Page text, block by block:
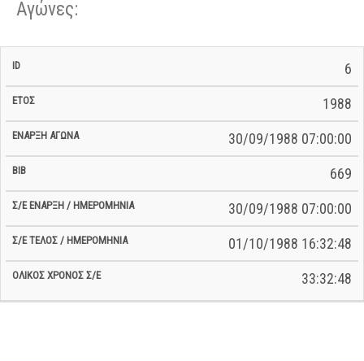
Αγώνες:
Αγώνα
Ημερομηνία
6
1988
30/09/1988 07:00:00
669
30/09/1988 07:00:00
01/10/1988 16:32:48
33:32:48